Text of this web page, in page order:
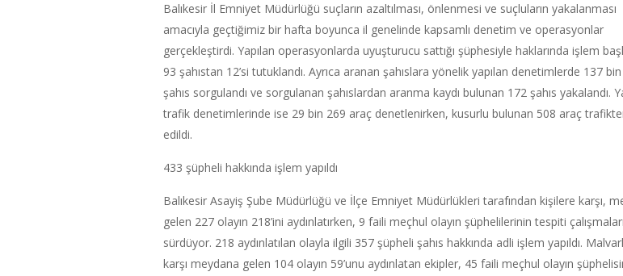
Balıkesir İl Emniyet Müdürlüğü suçların azaltılması, önlenmesi ve suçluların yakalanması
amacıyla geçtiğimiz bir hafta boyunca il genelinde kapsamlı denetim ve operasyonlar
gerçekleştirdi. Yapılan operasyonlarda uyuşturucu sattığı şüphesiyle haklarında işlem
93 şahıstan 12’si tutuklandı. Ayrıca aranan şahıslara yönelik yapılan denetimlerde 137
şahıs sorgulandı ve sorgulanan şahıslardan aranma kaydı bulunan 172 şahıs yakalandı.
trafik denetimlerinde ise 29 bin 269 araç denetlenirken, kusurlu bulunan 508 araç
edildi.
433 şüpheli hakkında işlem yapıldı
Balıkesir Asayiş Şube Müdürlüğü ve İlçe Emniyet Müdürlükleri tarafından kişilere karşı,
gelen 227 olayın 218’ini aydınlatırken, 9 faili meçhul olayın şüphelilerinin tespiti çalışmaları
sürdüyor. 218 aydınlatılan olayla ilgili 357 şüpheli şahıs hakkında adli işlem yapıldı.
karşı meydana gelen 104 olayın 59’unu aydınlatan ekipler, 45 faili meçhul olayın